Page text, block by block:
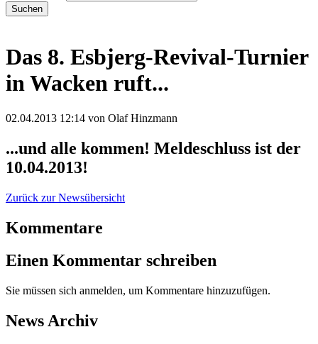
Suchen
Das 8. Esbjerg-Revival-Turnier
in Wacken ruft...
02.04.2013 12:14 von Olaf Hinzmann
...und alle kommen! Meldeschluss ist der
10.04.2013!
Zurück zur Newsübersicht
Kommentare
Einen Kommentar schreiben
Sie müssen sich anmelden, um Kommentare hinzuzufügen.
News Archiv